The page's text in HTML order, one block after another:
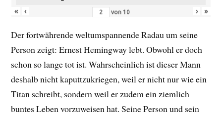
«
‹ von 10 › »
Der fortwährende weltumspannende Radau um seine
Person zeigt: Ernest Hemingway lebt. Obwohl er doch
schon so lange tot ist. Wahrscheinlich ist dieser Mann
deshalb nicht kaputtzukriegen, weil er nicht nur wie ein
Titan schreibt, sondern weil er zudem ein ziemlich
buntes Leben vorzuweisen hat. Seine Person und sein